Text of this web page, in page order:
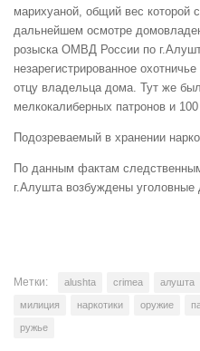
марихуаной, общий вес которой
дальнейшем осмотре
розыска ОМВД России по
незарегистрированное
отцу владельца дома. Тут же
мелкокалиберных патронов и
Подозреваемый в хранении
По данным фактам
г.Алушта возбуждены уголовные
Метки: alushta crimea алушта
милиция наркотики оружие
ружье